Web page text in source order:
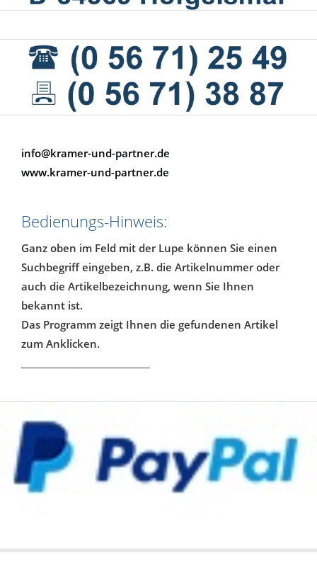
info@kramer-und-partner.de
www.kramer-und-partner.de
Bedienungs-Hinweis:
Ganz oben im Feld mit der Lupe können Sie einen
Suchbegriff eingeben, z.B. die Artikelnummer oder
auch die Artikelbezeichnung, wenn Sie Ihnen
bekannt ist.
Das Programm zeigt Ihnen die gefundenen Artikel
zum Anklicken.